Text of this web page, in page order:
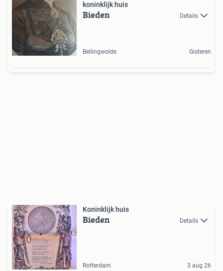
koninklijk huis
Bieden Details
Bellingwolde Gisteren
Koninklijk huis
Bieden Details
Rotterdam 3 aug 26